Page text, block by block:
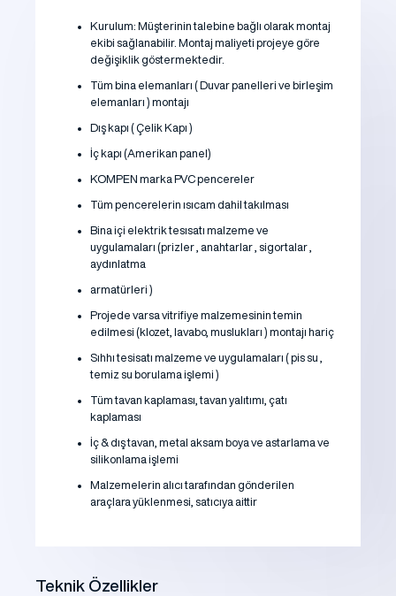
Kurulum: Müşterinin talebine bağlı olarak montaj
ekibi sağlanabilir. Montaj maliyeti projeye göre
değişiklik göstermektedir.
Tüm bina elemanları ( Duvar panelleri ve birleşim
elemanları ) montajı
Dış kapı ( Çelik Kapı )
İç kapı (Amerikan panel)
KOMPEN marka PVC pencereler
Tüm pencerelerin ısıcam dahil takılması
Bina içi elektrik tesısatı malzeme ve
uygulamaları (prizler , anahtarlar , sigortalar ,
aydınlatma
armatürleri )
Projede varsa vitrifiye malzemesinin temin
edilmesi (klozet, lavabo, muslukları ) montajı hariç
Sıhhı tesisatı malzeme ve uygulamaları ( pis su ,
temiz su borulama işlemi )
Tüm tavan kaplaması, tavan yalıtımı, çatı
kaplaması
İç & dış tavan, metal aksam boya ve astarlama ve
silikonlama işlemi
Malzemelerin alıcı tarafından gönderilen
araçlara yüklenmesi, satıcıya aittir
Teknik Özellikler